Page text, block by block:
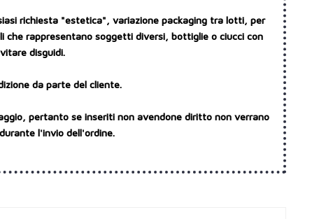
richiesta "estetica", variazione packaging tra lotti, per
che rappresentano soggetti diversi, bottiglie o ciucci con
disguidi.
da parte del cliente.
pertanto se inseriti non avendone diritto non verrano
l'invio dell'ordine.